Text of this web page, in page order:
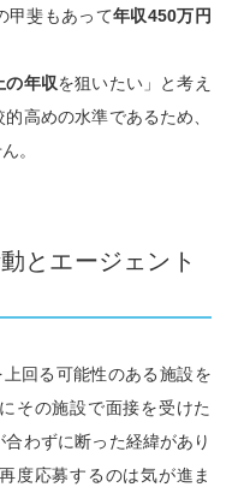
甲斐もあって年収450万円
の年収を狙いたい」と考え
高めの水準であるため、
。
とエージェント
回る可能性のある施設を
その施設で面接を受けた
わずに断った経緯があり
度応募するのは気が進ま